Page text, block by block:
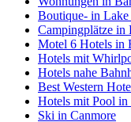
Boutique- in
Campingplätze in
Motel 6 Hotels in
Hotels mit
Hotels nahe
Best Western
Hotels mit Pool
Ski in Canmore